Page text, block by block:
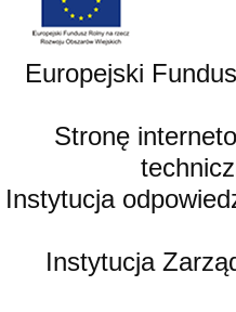
Europejski
Stronę
Instytucja
Instytucja